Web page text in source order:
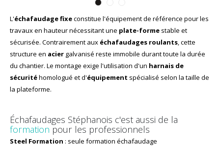
L'échafaudage fixeconstitue l'équipement de référence pour les
travaux en hauteur nécessitant une plate-forme stable et
sécurisée. Contrairement aux échafaudages roulants, cette
structure en acier galvanisé reste immobile durant toute la durée
du chantier. Le montage exige l'utilisation d'un harnais de
sécuritéhomologué et d'équipement spécialisé selon la taille de
la plateforme.
Échafaudages Stéphanois c'est aussi de la
formation pour les professionnels
Steel Formation : seule formation échafaudage